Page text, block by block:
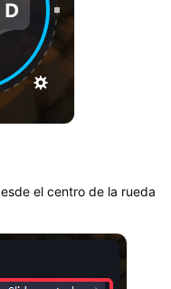
el centro de la rueda